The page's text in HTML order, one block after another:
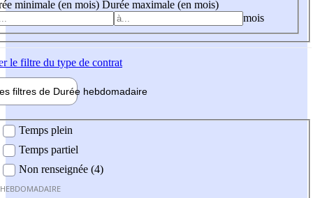
minimale (en mois) Durée maximale (en mois)
mois
le filtre du type de contrat
filtres de Durée hebdomadaire
Temps plein
Temps partiel
Non renseignée (4)